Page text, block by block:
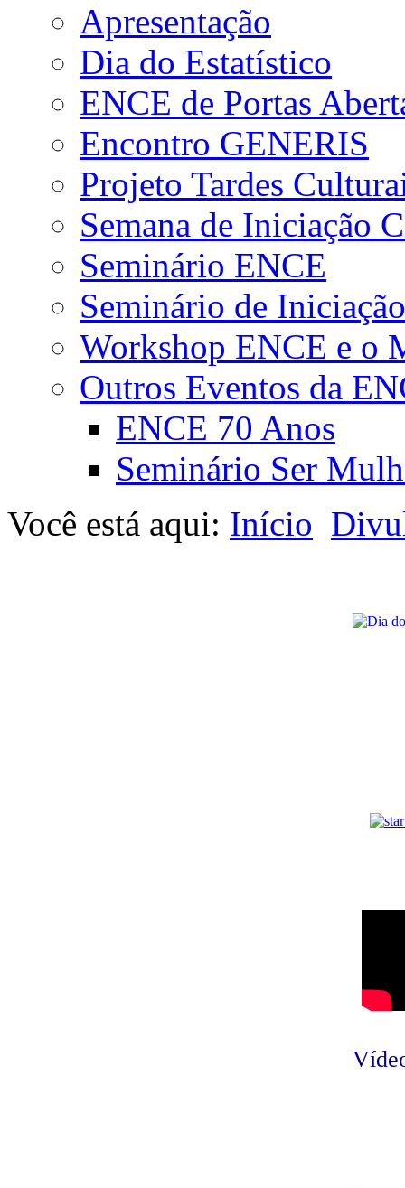
Apresentação
Dia do Estatístico
ENCE de Portas
Encontro GENERIS
Projeto Tardes
Semana de Iniciação
Seminário ENCE
Seminário de
Workshop ENCE e o
Outros Eventos da
ENCE 70 Anos
Seminário Ser
Você está aqui: Início